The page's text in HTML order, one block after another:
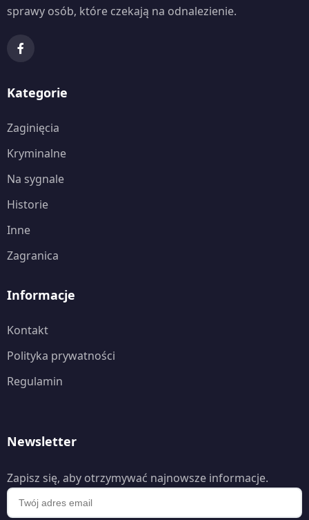
sprawy osób, które czekają na odnalezienie.
Kategorie
Zaginięcia
Kryminalne
Na sygnale
Historie
Inne
Zagranica
Informacje
Kontakt
Polityka prywatności
Regulamin
Newsletter
Zapisz się, aby otrzymywać najnowsze informacje.